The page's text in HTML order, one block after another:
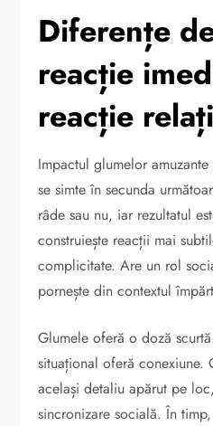
Diferențe
reacție
reacție
Impactul glumelor
se simte în secunda
râde sau nu, iar rezultatul
construiește reacții mai
complicitate. Are un rol
pornește din contextul
Glumele oferă o doză
situațional oferă
același detaliu apărut pe
sincronizare socială. În